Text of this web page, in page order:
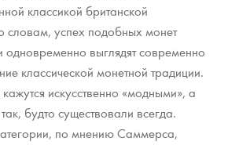
классикой британской
словам, успех подобных монет
одновременно выглядят современно
классической монетной традиции.
искусственно «модными», а
будто существовали всегда.
по мнению Саммерса,